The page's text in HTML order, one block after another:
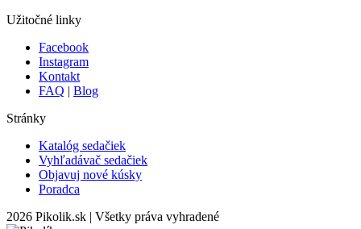
Užitočné linky
Facebook
Instagram
Kontakt
FAQ | Blog
Stránky
Katalóg sedačiek
Vyhľadávač sedačiek
Objavuj nové kúsky
Poradca
2026 Pikolik.sk | Všetky práva vyhradené